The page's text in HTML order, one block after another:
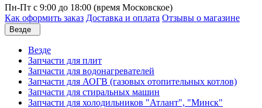
Пн-Пт с 9:00 до 18:00 (время Московское)
Как оформить заказ Доставка и оплата Отзывы о магазине
Везде
Везде
Запчасти для плит
Запчасти для водонагревателей
Запчасти для АОГВ (газовых отопительных котлов)
Запчасти для стиральных машин
Запчасти для холодильников "Атлант", "Минск"